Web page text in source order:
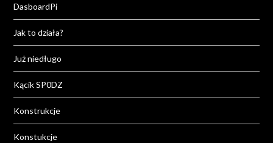
DasboardPi
Jak to działa?
Już niedługo
Kącik SP0DZ
Konstrukcje
Konstukcje